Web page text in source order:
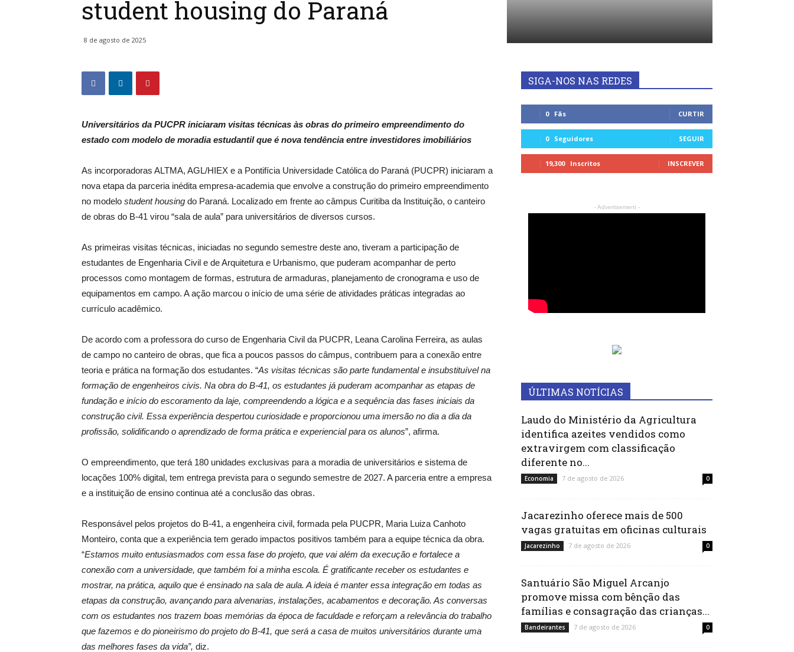
student housing do Paraná
8 de agosto de 2025
Universitários da PUCPR iniciaram visitas técnicas às obras do primeiro empreendimento do
estado com modelo de moradia estudantil que é nova tendência entre investidores imobiliários
As incorporadoras ALTMA, AGL/HIEX e a Pontifícia Universidade Católica do Paraná (PUCPR) iniciaram a
nova etapa da parceria inédita empresa-academia que envolve a construção do primeiro empreendimento
no modelo student housing do Paraná. Localizado em frente ao câmpus Curitiba da Instituição, o canteiro
de obras do B-41 virou “sala de aula” para universitários de diversos cursos.
As primeiras visitas técnicas, iniciadas no segundo semestre deste ano, tiveram a participação de
estudantes de Engenharia Civil e de Arquitetura e Urbanismo, que puderam acompanhar de perto
processos como montagem de formas, estrutura de armaduras, planejamento de cronograma e uso de
equipamentos em campo. A ação marcou o início de uma série de atividades práticas integradas ao
currículo acadêmico.
De acordo com a professora do curso de Engenharia Civil da PUCPR, Leana Carolina Ferreira, as aulas
de campo no canteiro de obras, que fica a poucos passos do câmpus, contribuem para a conexão entre
teoria e prática na formação dos estudantes. “As visitas técnicas são parte fundamental e insubstituível na
formação de engenheiros civis. Na obra do B-41, os estudantes já puderam acompanhar as etapas de
fundação e início do escoramento da laje, compreendendo a lógica e a sequência das fases iniciais da
construção civil. Essa experiência despertou curiosidade e proporcionou uma imersão no dia a dia da
profissão, solidificando o aprendizado de forma prática e experiencial para os alunos”, afirma.
O empreendimento, que terá 180 unidades exclusivas para a moradia de universitários e sistema de
locações 100% digital, tem entrega prevista para o segundo semestre de 2027. A parceria entre a empresa
e a instituição de ensino continua até a conclusão das obras.
Responsável pelos projetos do B-41, a engenheira civil, formada pela PUCPR, Maria Luiza Canhoto
Monteiro, conta que a experiência tem gerado impactos positivos também para a equipe técnica da obra.
“Estamos muito entusiasmados com essa fase do projeto, que vai além da execução e fortalece a
conexão com a universidade, que também foi a minha escola. É gratificante receber os estudantes e
mostrar, na prática, aquilo que é ensinado na sala de aula. A ideia é manter essa integração em todas as
etapas da construção, avançando para alvenarias, instalações, acabamentos e decoração. As conversas
com os estudantes nos trazem boas memórias da época de faculdade e reforçam a relevância do trabalho
que fazemos e do pioneirismo do projeto do B-41, que será a casa de muitos universitários durante uma
das melhores fases da vida”, diz.
SIGA-NOS NAS REDES
0 Fãs CURTIR
0 Seguidores SEGUIR
19,300 Inscritos INSCREVER
- Advertisement -
ÚLTIMAS NOTÍCIAS
Laudo do Ministério da Agricultura
identifica azeites vendidos como
extravirgem com classificação
diferente no...
Economia 7 de agosto de 2026 0
Jacarezinho oferece mais de 500
vagas gratuitas em oficinas culturais
Jacarezinho 7 de agosto de 2026 0
Santuário São Miguel Arcanjo
promove missa com bênção das
famílias e consagração das crianças...
Bandeirantes 7 de agosto de 2026 0